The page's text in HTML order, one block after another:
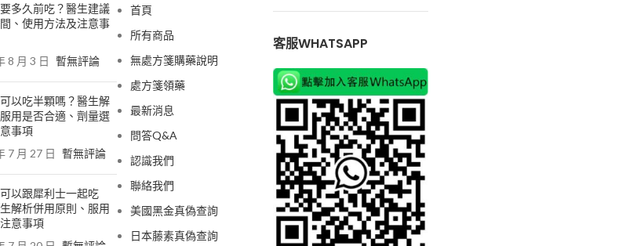
多久前吃？醫生建議
、使用方法及注意事
8 月 3 日 暫無評論
以吃半顆嗎？醫生解
用是否合適、劑量選
事項
7 月 27 日 暫無評論
以跟犀利士一起吃
解析併用原則、服用
意事項
首頁
所有商品
無處方箋購藥說明
處方箋領藥
最新消息
問答Q&A
認識我們
聯絡我們
美國黑金真偽查詢
日本藤素真偽查詢
客服WHATSAPP